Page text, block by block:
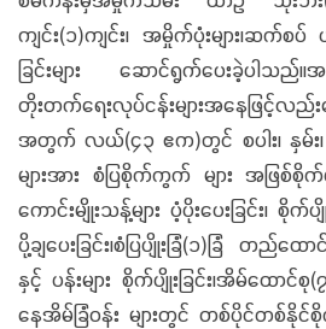
ကျင်း(၁)ကျင်း၊ အမှိုက်ပုံးများ၊ဆက်စပ်
ခြင်းများ ဆောင်ရွက်ပေးခဲ့ပါသည်။အ
တိုးတက်ရေးလုပ်ငန်းများအနေဖြင့်လည်း
အတွက် လယ်(၄၃ ဧက)တွင် စပါး၊ နှမ်း၊
များအား စံပြစိုက်ကွက် များ အဖြစ်စို
ကောင်းမျိုးသန့်များ ပံ့ပိုးပေးခြင်း၊ စိုက်
ပို့ချပေးခြင်း၊စံပြပျိုးခြံ(၁)ခြံ တည်
နှင့် ပန်းများ စိုက်ပျိုးခြင်း၊အိမ်ထောင်စု
နေအိမ်ခြံဝန်း များတွင် တစ်ပိုင်တစ်နိုင်စို